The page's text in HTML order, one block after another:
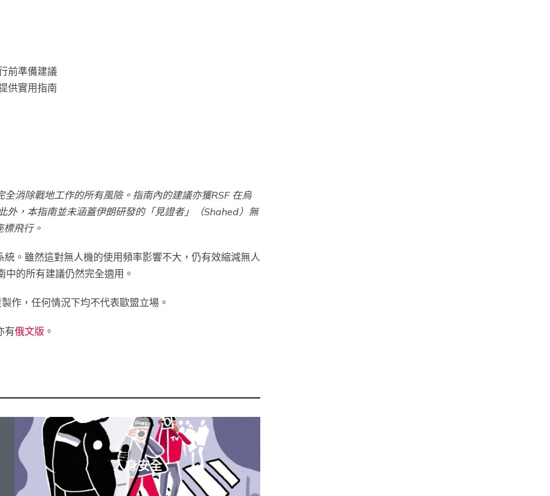
前準備建議
供實用指南
消除戰地工作的所有風險。指南內的建議亦獲RSF 在烏
外，本指南並未涵蓋伊朗研發的「見證者」（Shahed）無
飛行。
。雖然這對無人機的使用頻率影響不大，仍有效縮減無人
的所有建議仍然完全適用。
作，任何情況下均不代表歐盟立場。
有俄文版 。
人身安全